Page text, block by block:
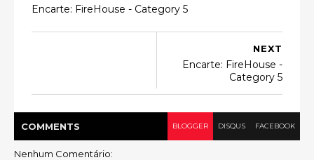
Encarte: FireHouse - Category 5
NEXT
Encarte: FireHouse -
Category 5
COMMENTS BLOGGER DISQUS FACEBOOK
Nenhum Comentário: